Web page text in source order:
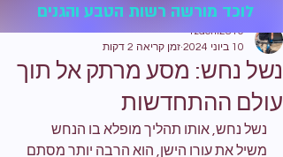
לוכד מורשה רשות הטבע והגנים
נשל נחש: מסע מרתק אל תוך
עולם ההתחדשות
tzachi2810
10 ביוני 2024
זמן קריאה 2 דקות
נשל נחש, אותו תהליך מופלא בו הנחש
משיל את עורו הישן, הוא הרבה יותר מסתם